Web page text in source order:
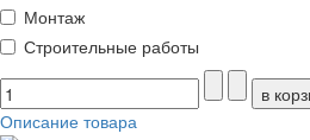
Монтаж
Строительные работы
Описание товара